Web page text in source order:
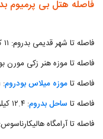
فاصله هتل بی پرمیوم
فاصله تا شهر قدیمی بدروم: ۱۱ کیلومتر
فاصله تا موزه هنر زکی مورن بودروم: ۱۲
فاصله تاموزه میلاس بودروم: ۱۲.۱ کیلومتر
فاصله تا ساحل بدروم: ۱۲.۴ کیلومتر
فاصله تا آرامگاه هالیکارناسوس: ۱۲.۵ کیلومتر